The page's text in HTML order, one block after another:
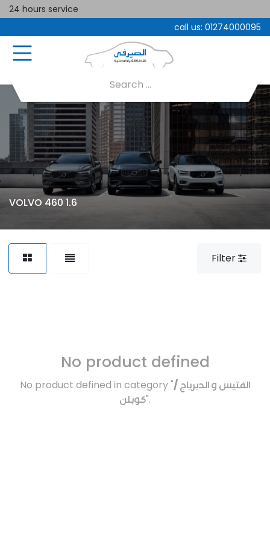
24 hours service
call us: 01274000095
VOLVO 460 1.6
Filter
No product defined
No product defined in category "الفتيس و الدبرياج /
كوبلن".